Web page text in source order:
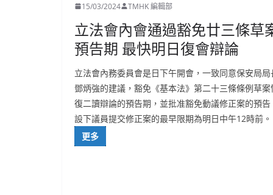
15/03/2024 TMHK 編輯部
立法會內會通過豁免廿三條草
預告期 最快明日復會辯論
立法會內務委員會是日下午開會，一致同意保安局局
鄧炳強的建議，豁免《基本法》第二十三條條例草案
復二讀辯論的預告期，並批准豁免動議修正案的預告
設下議員提交修正案的最早限期為明日中午12時前。
更多